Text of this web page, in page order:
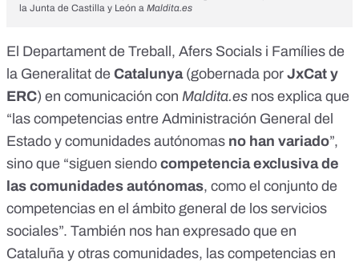
la Junta de Castilla y León a Maldita.es
El Departament de Treball, Afers Socials i Famílies de
la Generalitat de Catalunya(gobernada por JxCat y
ERC) en comunicación con Maldita.es nos explica que
“las competencias entre Administración General del
Estado y comunidades autónomas no han variado”,
sino que “siguen siendo competencia exclusiva de
las comunidades autónomas, como el conjunto de
competencias en el ámbito general de los servicios
sociales”. También nos han expresado que en
Cataluña y otras comunidades, las competencias en